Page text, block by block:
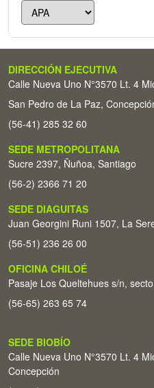
DIRECCIÓN EJECUTIVA
Calle Nueva Uno N°3570 Lt. 4
San Pedro de La Paz,
(56-41) 285 32 60
SEDE METROPOLITANA
Sucre 2397, Ñuñoa, Santiago
(56-2) 2366 71 20
SEDE DIAGUITAS
Juan Georgini Runi 1507, La
(56-51) 236 26 00
OFICINA CHILOÉ
Pasaje Los Queltehues s/n,
(56-65) 263 65 74
SEDE BIOBÍO
Calle Nueva Uno N°3570 Lt. 4
Concepción